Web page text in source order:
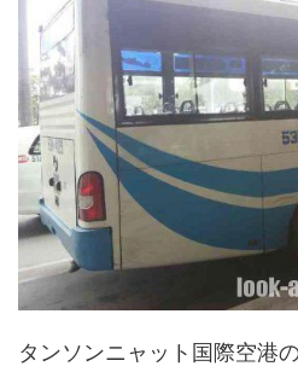
タンソンニャット国際空港